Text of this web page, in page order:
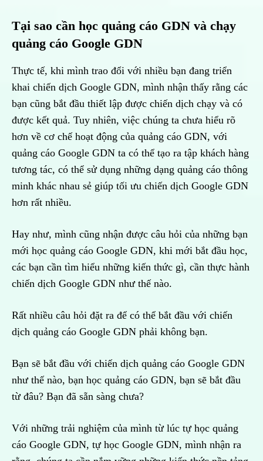
Tại sao cần học quảng cáo GDN và chạy
quảng cáo Google GDN
Thực tế, khi mình trao đổi với nhiều bạn đang triển
khai chiến dịch Google GDN, mình nhận thấy rằng các
bạn cũng bắt đầu thiết lập được chiến dịch chạy và có
được kết quả. Tuy nhiên, việc chúng ta chưa hiểu rõ
hơn về cơ chế hoạt động của quảng cáo GDN, với
quảng cáo Google GDN ta có thể tạo ra tập khách hàng
tương tác, có thể sử dụng những dạng quảng cáo thông
minh khác nhau sẻ giúp tối ưu chiến dịch Google GDN
hơn rất nhiều.
Hay như, mình cũng nhận được câu hỏi của những bạn
mới học quảng cáo Google GDN, khi mới bắt đầu học,
các bạn cần tìm hiểu những kiến thức gì, cần thực hành
chiến dịch Google GDN như thế nào.
Rất nhiều câu hỏi đặt ra để có thể bắt đầu với chiến
dịch quảng cáo Google GDN phải không bạn.
Bạn sẽ bắt đầu với chiến dịch quảng cáo Google GDN
như thế nào, bạn học quảng cáo GDN, bạn sẽ bắt đầu
từ đâu? Bạn đã sẵn sàng chưa?
Với những trải nghiệm của mình từ lúc tự học quảng
cáo Google GDN, tự học Google GDN, mình nhận ra